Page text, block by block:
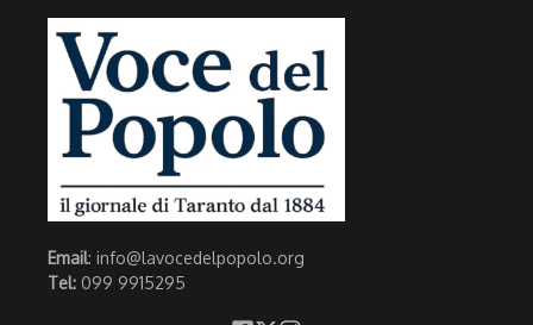
Email: info@lavocedelpopolo.org
Tel: 099 9915295